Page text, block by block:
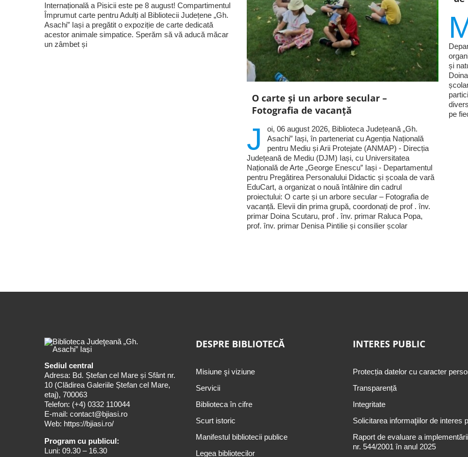
Internațională a Pisicii este pe 8 august! Compartimentul
Împrumut carte pentru Adulți al Bibliotecii Județene „Gh.
Asachi” Iași a pregătit o expoziție de carte dedicată
acestor animale simpatice. Sperăm să vă aducă măcar
un zâmbet și
O carte și un arbore secular –
Fotografia de vacanță
J
oi, 06 august 2026, Biblioteca Județeană „Gh.
Asachi” Iași, în parteneriat cu Agenția Națională
pentru Mediu și Arii Protejate (ANMAP) - Direcția
Județeană de Mediu (DJM) Iași, cu Universitatea
Națională de Arte „George Enescu” Iași - Departamentul
pentru Pregătirea Personalului Didactic și școala de vară
EduCart, a organizat o nouă întâlnire din cadrul
proiectului: O carte și un arbore secular – Fotografia de
vacanță. Elevii din prima grupă, coordonați de prof . înv.
primar Doina Scutaru, prof . înv. primar Raluca Popa,
prof. înv. primar Denisa Pintilie și consilier școlar
și
pe
Sediul central
Adresa: Bd. Ștefan cel Mare și Sfânt nr.
10 (Clădirea Galeriile Ștefan cel Mare,
etaj), 700063
Telefon: (+4) 0332 110044
E-mail: contact@bjiasi.ro
Web: https://bjiasi.ro/
Program cu publicul:
Luni: 09.30 – 16.30
DESPRE BIBLIOTECĂ
Misiune şi viziune
Servicii
Biblioteca în cifre
Scurt istoric
Manifestul bibliotecii publice
Legea bibliotecilor
INTERES PUBLIC
Protecția datelor cu caracter
Transparență
Integritate
Solicitarea informaţiilor de interes
Raport de evaluare a
nr. 544/2001 în anul 2025